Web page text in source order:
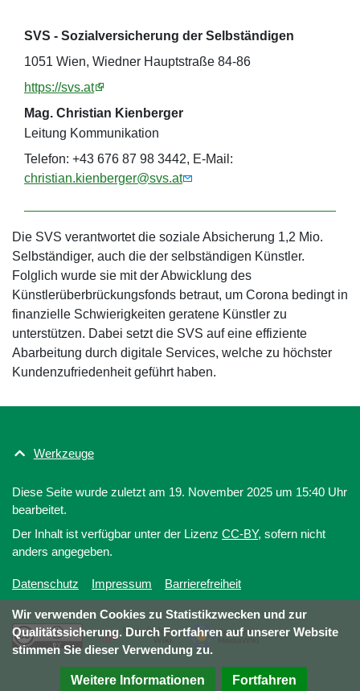
SVS - Sozialversicherung der Selbständigen
1051 Wien, Wiedner Hauptstraße 84-86
https://svs.at
Mag. Christian Kienberger
Leitung Kommunikation
Telefon: +43 676 87 98 3442, E-Mail:
christian.kienberger@svs.at
Die SVS verantwortet die soziale Absicherung 1,2 Mio.
Selbständiger, auch die der selbständigen Künstler.
Folglich wurde sie mit der Abwicklung des
Künstlerüberbrückungsfonds betraut, um Corona bedingt in
finanzielle Schwierigkeiten geratene Künstler zu
unterstützen. Dabei setzt die SVS auf eine effiziente
Abarbeitung durch digitale Services, welche zu höchster
Kundenzufriedenheit geführt haben.
Wir verwenden Cookies zu Statistikzwecken und zur
Qualitätssicherung. Durch Fortfahren auf unserer Website
stimmen Sie dieser Verwendung zu.
Weitere Informationen Fortfahren
Werkzeuge
Diese Seite wurde zuletzt am 19. November 2025 um 15:40 Uhr
bearbeitet.
Der Inhalt ist verfügbar unter der Lizenz CC-BY, sofern nicht
anders angegeben.
Datenschutz Impressum Barrierefreiheit